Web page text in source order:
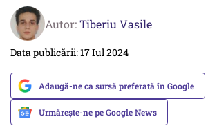
Autor:Tiberiu Vasile
Data publicării: 17 Iul 2024
Adaugă-ne ca sursă preferată în Google
Urmărește-ne pe Google News